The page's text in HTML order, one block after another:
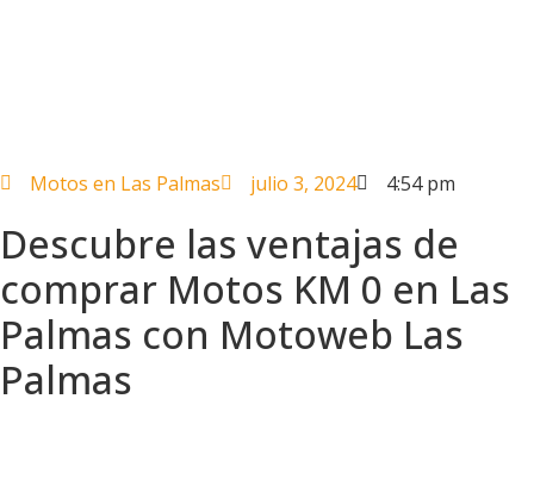
Motos en Las Palmas julio 3, 2024 4:54 pm
Descubre las ventajas de
comprar Motos KM 0 en Las
Palmas con Motoweb Las
Palmas